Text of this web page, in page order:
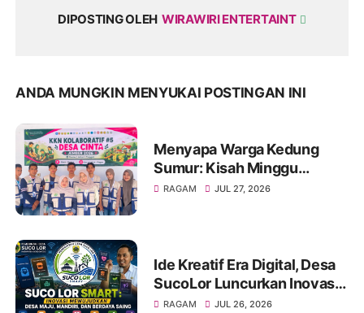
DIPOSTING OLEH WIRAWIRI ENTERTAINT
ANDA MUNGKIN MENYUKAI POSTINGAN INI
Menyapa Warga Kedung
Sumur: Kisah Minggu
Pertama KKN Desa Bagon
RAGAM JUL 27, 2026
Ide Kreatif Era Digital, Desa
SucoLor Luncurkan Inovasi
"SUCOLOR SMART"
RAGAM JUL 26, 2026